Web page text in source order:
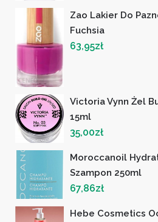
Zao Lakier Do
Fuchsia
63,95zł
Victoria Vynn Żel
15ml
35,00zł
Moroccanoil
Szampon 250ml
67,86zł
Hebe Cosmetics